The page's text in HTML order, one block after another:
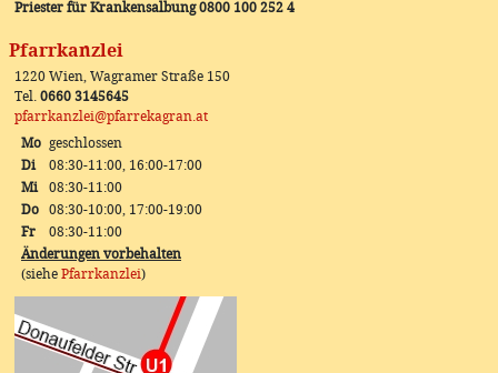
Priester für Krankensalbung 0800 100 252 4
Pfarrkanzlei
1220 Wien, Wagramer Straße 150
Tel. 0660 3145645
pfarrkanzlei@pfarrekagran.at
Mo geschlossen
Di
08:30-11:00, 16:00-17:00
Mi
08:30-11:00
Do
08:30-10:00, 17:00-19:00
Fr
08:30-11:00
Änderungen vorbehalten
(siehe Pfarrkanzlei)